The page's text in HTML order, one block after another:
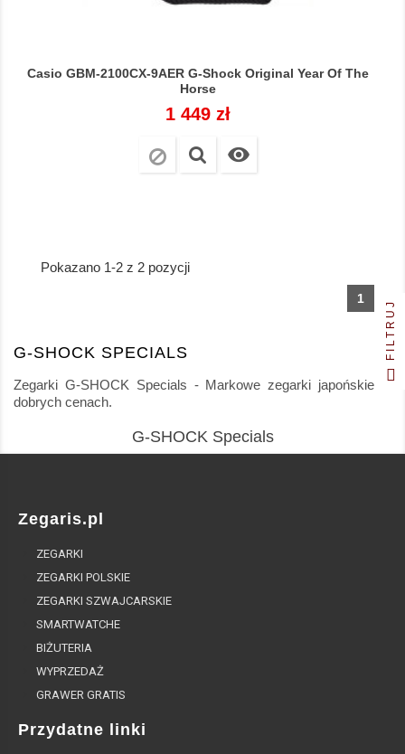
Casio GBM-2100CX-9AER G-Shock Original Year Of The
Horse
Cena
1 449 zł

Pokazano 1-2 z 2 pozycji
1
G-SHOCK SPECIALS
Zegarki G-SHOCK Specials - Markowe zegarki japońskie w
dobrych cenach.
G-SHOCK Specials
Zegaris.pl
ZEGARKI
ZEGARKI POLSKIE
ZEGARKI SZWAJCARSKIE
SMARTWATCHE
BIŻUTERIA
WYPRZEDAŻ
GRAWER GRATIS
Przydatne linki
FILTRUJ